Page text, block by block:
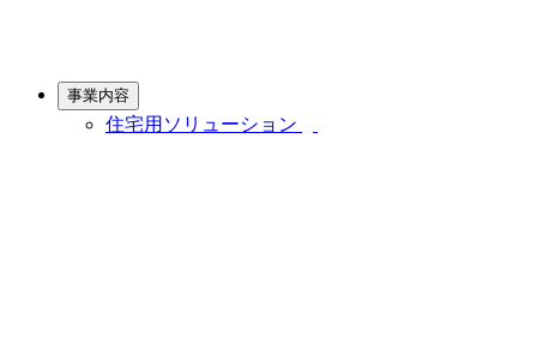
事業内容
住宅用ソリューション